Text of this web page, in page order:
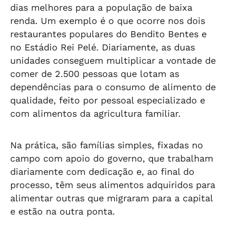
dias melhores para a população de baixa
renda. Um exemplo é o que ocorre nos dois
restaurantes populares do Bendito Bentes e
no Estádio Rei Pelé. Diariamente, as duas
unidades conseguem multiplicar a vontade de
comer de 2.500 pessoas que lotam as
dependências para o consumo de alimento de
qualidade, feito por pessoal especializado e
com alimentos da agricultura familiar.
Na prática, são famílias simples, fixadas no
campo com apoio do governo, que trabalham
diariamente com dedicação e, ao final do
processo, têm seus alimentos adquiridos para
alimentar outras que migraram para a capital
e estão na outra ponta.